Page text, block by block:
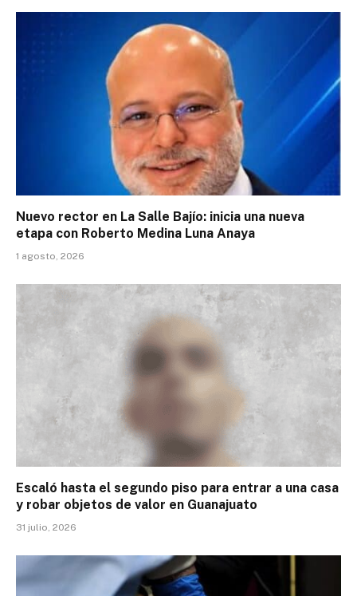
Nuevo rector en La Salle Bajío: inicia una nueva
etapa con Roberto Medina Luna Anaya
1 agosto, 2026
Escaló hasta el segundo piso para entrar a una casa
y robar objetos de valor en Guanajuato
31 julio, 2026